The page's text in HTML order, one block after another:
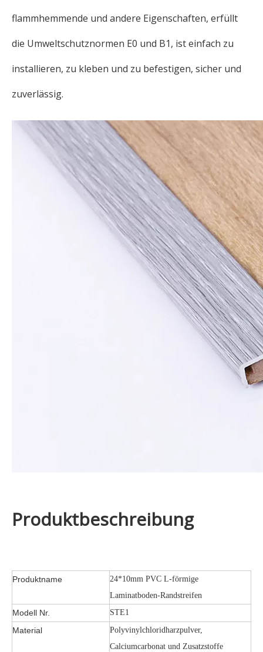
flammhemmende und andere Eigenschaften, erfüllt
die Umweltschutznormen E0 und B1, ist einfach zu
installieren, zu kleben und zu befestigen, sicher und
zuverlässig.
Produktbeschreibung
Produktname
24*10mm PVC L-förmige
Laminatboden-Randstreifen
Modell Nr. STE1
Material
Polyvinylchloridharzpulver,
Calciumcarbonat und Zusatzstoffe